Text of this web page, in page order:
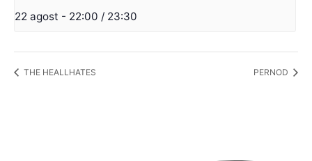
22 agost - 22:00 / 23:30
THE HEALLHATES PERNOD